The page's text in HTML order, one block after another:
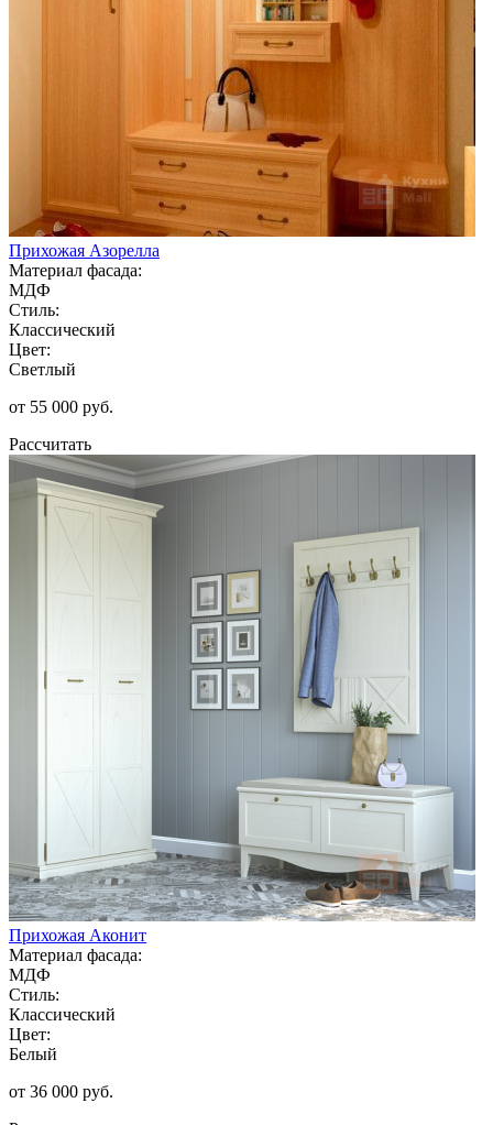
Прихожая Азорелла
Материал фасада:
МДФ
Стиль:
Классический
Цвет:
Светлый
от 55 000 руб.
Рассчитать
Прихожая Аконит
Материал фасада:
МДФ
Стиль:
Классический
Цвет:
Белый
от 36 000 руб.